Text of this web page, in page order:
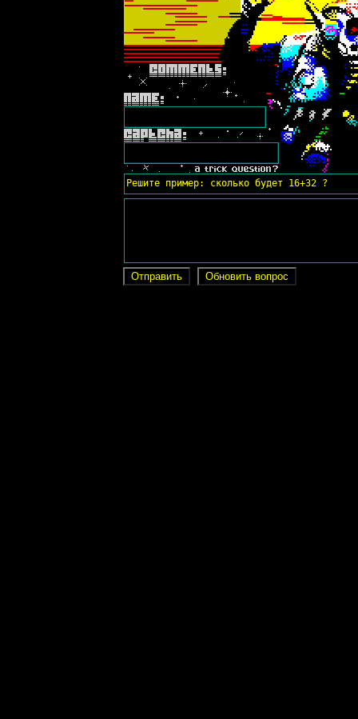
Решите пример: сколько будет 16+32 ?
Обновить вопрос
Отправить